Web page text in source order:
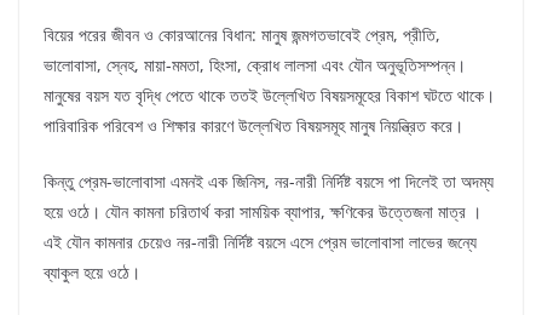
বিয়ের পরের জীবন ও কোরআনের বিধান: মানুষ জন্মগতভাবেই প্রেম, প্রীতি,
ভালোবাসা, স্নেহ, মায়া-মমতা, হিংসা, ক্রোধ লালসা এবং যৌন অনুভূতিসম্পন্ন।
মানুষের বয়স যত বৃদ্ধি পেতে থাকে ততই উল্লেখিত বিষয়সমূহের বিকাশ ঘটতে থাকে।
পারিবারিক পরিবেশ ও শিক্ষার কারণে উল্লেখিত বিষয়সমূহ মানুষ নিয়ন্ত্রিত করে।
কিন্তু প্রেম-ভালোবাসা এমনই এক জিনিস, নর-নারী নির্দিষ্ট বয়সে পা দিলেই তা অদম্য
হয়ে ওঠে। যৌন কামনা চরিতার্থ করা সাময়িক ব্যাপার, ক্ষণিকের উত্তেজনা মাত্র ।
এই যৌন কামনার চেয়েও নর-নারী নির্দিষ্ট বয়সে এসে প্রেম ভালোবাসা লাভের জন্যে
ব্যাকুল হয়ে ওঠে।